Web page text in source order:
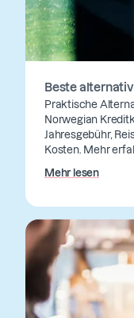
Beste
Praktische
Norwegian
Jahresgebühr,
Kosten. Mehr
Mehr lesen